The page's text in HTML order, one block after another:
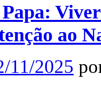
Papa:
ao
11/2025